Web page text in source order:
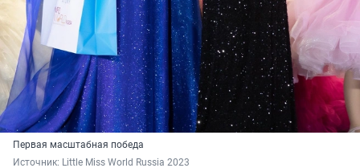
Первая масштабная победа
Источник: Little Miss World Russia 2023